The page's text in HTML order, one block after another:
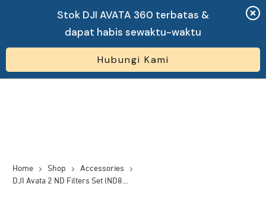
Home Shop
Accessories
DJI Avata 2 ND Filters Set (ND8/16/32)
Stok DJI AVATA 360 terbatas &
dapat habis sewaktu-waktu
Hubungi Kami